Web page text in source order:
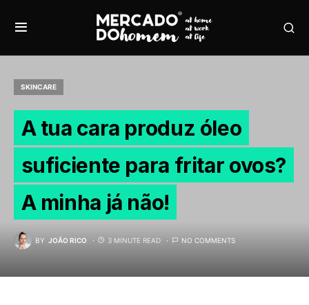
SKINCARE
A tua cara produz óleo
suficiente para fritar ovos?
A minha já não!
BY JOÃO RICO 3 MINUTE READ NO COMMENTS